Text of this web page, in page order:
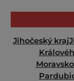
Jihočeský kraj